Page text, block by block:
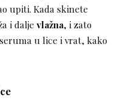
upiti. Kada skinete
i dalje vlažna, i zato
u lice i vrat, kako